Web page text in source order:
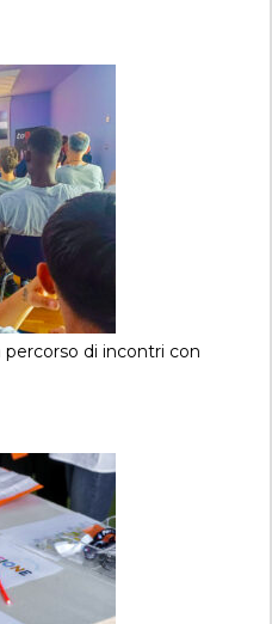
di incontri con